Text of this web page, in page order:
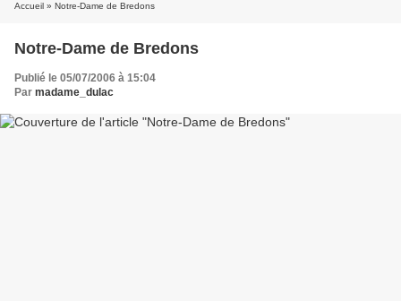
Accueil » Notre-Dame de Bredons
Notre-Dame de Bredons
Publié le 05/07/2006 à 15:04
Par madame_dulac